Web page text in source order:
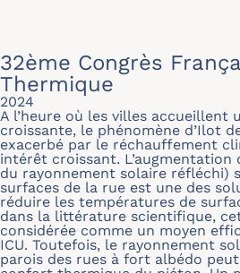
32ème Congrès
Thermique
2024
A l’heure où les villes accueillent
croissante, le phénomène d’Ilot
exacerbé par le réchauffement
intérêt croissant. L’augmentation
du rayonnement solaire réfléchi)
surfaces de la rue est une des
réduire les températures de
dans la littérature scientifique,
considérée comme un moyen
ICU. Toutefois, le rayonnement
parois des rues à fort albédo